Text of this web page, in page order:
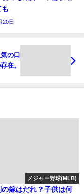
も
20日
の口
在。
メジャー野球(MLB)
の嫁はだれ？子供は何